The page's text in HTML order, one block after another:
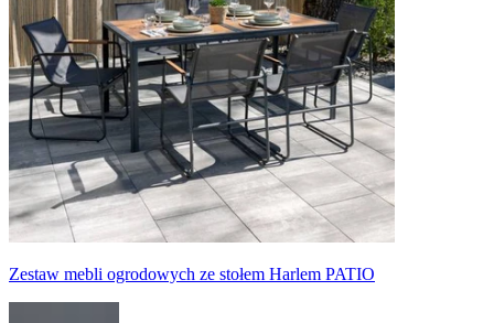
Zestaw mebli ogrodowych ze stołem Harlem PATIO